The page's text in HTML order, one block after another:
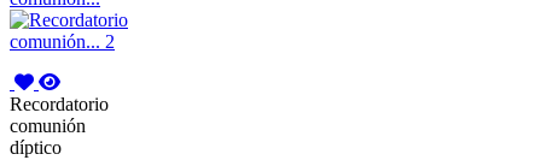
Recordatorio
comunión
díptico